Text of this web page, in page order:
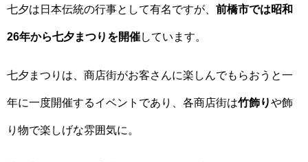
七夕は日本伝統の行事として有名ですが、 前橋市では昭和
26年から七夕まつりを開催しています。
七夕まつりは、商店街がお客さんに楽しんでもらおうと一
年に一度開催するイベントであり、各商店街は竹飾りや飾
り物で楽しげな雰囲気に。